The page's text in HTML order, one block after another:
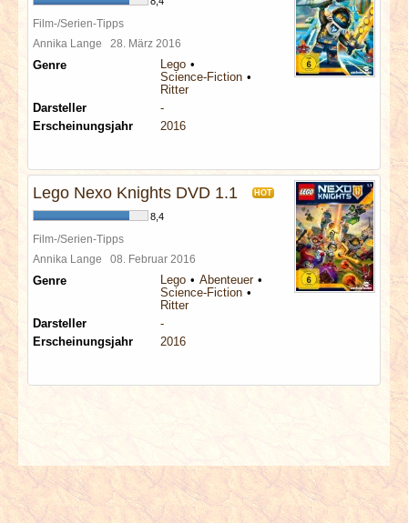
Film-/Serien-Tipps
Annika Lange 28. März 2016
Genre
Lego
Science-Fiction
Ritter
Darsteller
-
Erscheinungsjahr
2016
Lego Nexo Knights DVD 1.1 HOT
8,4
Film-/Serien-Tipps
Annika Lange 08. Februar 2016
Genre Lego
Abenteuer
Science-Fiction
Ritter
Darsteller
-
Erscheinungsjahr
2016